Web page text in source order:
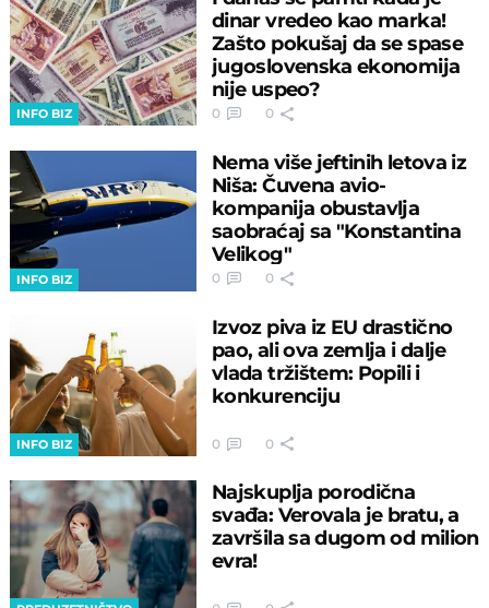
INFO BIZ
dinar vredeo kao marka!
Zašto pokušaj da se spase
jugoslovenska ekonomija
nije uspeo?
0 0
INFO BIZ
Nema više jeftinih letova iz
Niša: Čuvena avio-
kompanija obustavlja
saobraćaj sa "Konstantina
Velikog"
0 0
INFO BIZ
Izvoz piva iz EU drastično
pao, ali ova zemlja i dalje
vlada tržištem: Popili i
konkurenciju
0 0
Najskuplja porodična
svađa: Verovala je bratu, a
završila sa dugom od milion
evra!